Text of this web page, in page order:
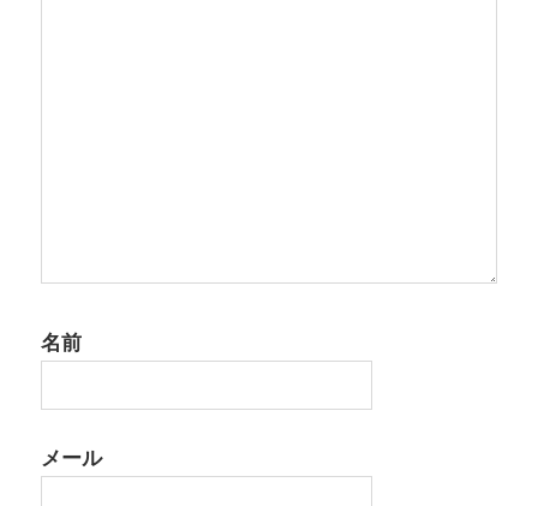
名前
メール